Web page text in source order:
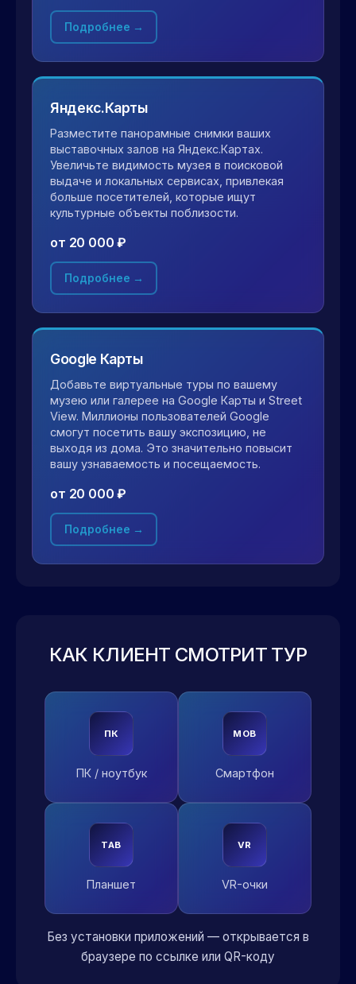
Подробнее →
Яндекс.Карты
Разместите панорамные снимки ваших
выставочных залов на Яндекс.Картах.
Увеличьте видимость музея в поисковой
выдаче и локальных сервисах, привлекая
больше посетителей, которые ищут
культурные объекты поблизости.
от 20 000 ₽
Подробнее →
Google Карты
Добавьте виртуальные туры по вашему
музею или галерее на Google Карты и Street
View. Миллионы пользователей Google
смогут посетить вашу экспозицию, не
выходя из дома. Это значительно повысит
вашу узнаваемость и посещаемость.
от 20 000 ₽
Подробнее →
КАК КЛИЕНТ СМОТРИТ ТУР
ПК
ПК / ноутбук
MOB
Смартфон
TAB
Планшет
VR
VR-очки
Без установки приложений — открывается в
браузере по ссылке или QR-коду